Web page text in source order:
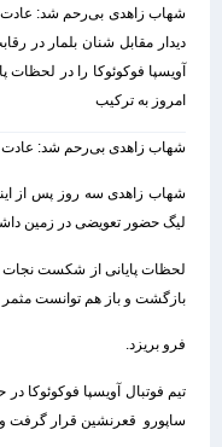
شهاب زاهدی بی‌رحم شد: عادت
دیدار مقابل شنان بلمار در
آویسپا فوکوئوکا را در لحظات
امروز به ترکیب
شهاب زاهدی بی‌رحم شد: عادت
شهاب زاهدی سه روز پس از
لیگ حضور تعویضی در زمین داشت و
لحظات پایانی از شکست نجات
بازگشت و باز هم توانست مثمر
فرو بریزد.
ساپورو قعرنشین قرار گرفت و